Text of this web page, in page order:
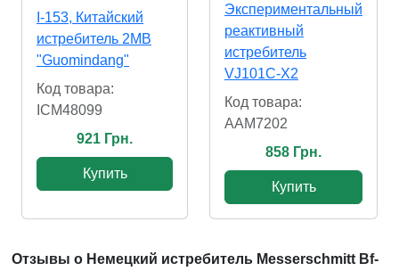
I-153, Китайский
истребитель 2МВ
"Guomindang"
Код товара:
ICM48099
921 Грн.
Купить
Экспериментальный
реактивный
истребитель
VJ101C-X2
Код товара:
AAM7202
858 Грн.
Купить
Отзывы о Немецкий истребитель Messerschmitt Bf-